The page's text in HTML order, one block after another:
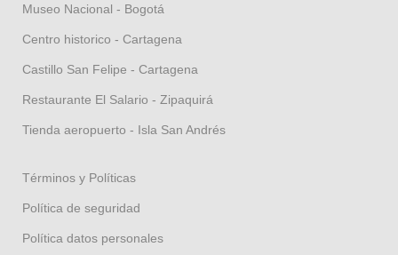
Museo Nacional - Bogotá
Centro historico - Cartagena
Castillo San Felipe - Cartagena
Restaurante El Salario - Zipaquirá
Tienda aeropuerto - Isla San Andrés
Términos y Políticas
Política de seguridad
Política datos personales